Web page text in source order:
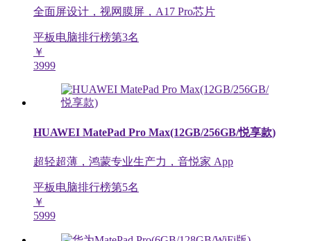
全面屏设计，视网膜屏，A17 Pro芯片
平板电脑排行榜第3名
￥
3999
HUAWEI MatePad Pro Max(12GB/256GB/悦享款)
超轻超薄，鸿蒙专业生产力，音悦家 App
平板电脑排行榜第5名
￥
5999